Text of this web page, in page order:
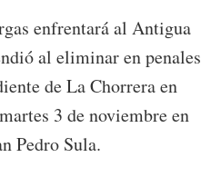
enfrentará al Antigua
al eliminar en penales
de La Chorrera en
3 de noviembre en
Pedro Sula.